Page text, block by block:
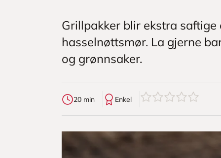
Grillpakker blir ekstra saftige
hasselnøttsmør. La gjerne
og grønnsaker.
20 min Enkel 0av5stjerner